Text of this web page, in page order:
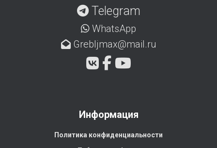
Telegram
WhatsApp
Grebljmax@mail.ru
Информация
Политика конфиденциальности